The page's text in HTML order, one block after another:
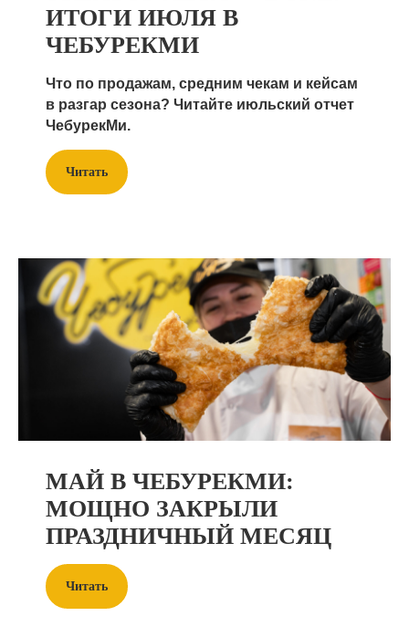
ИТОГИ ИЮЛЯ В
ЧЕБУРЕКМИ
Что по продажам, средним чекам и кейсам
в разгар сезона? Читайте июльский отчет
ЧебурекМи.
Читать
МАЙ В ЧЕБУРЕКМИ:
МОЩНО ЗАКРЫЛИ
ПРАЗДНИЧНЫЙ МЕСЯЦ
Читать